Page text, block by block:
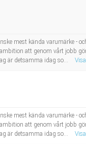
mest kända varumärke -
att genom vårt jobb
är detsamma idag so...
mest kända varumärke -
att genom vårt jobb
är detsamma idag so...